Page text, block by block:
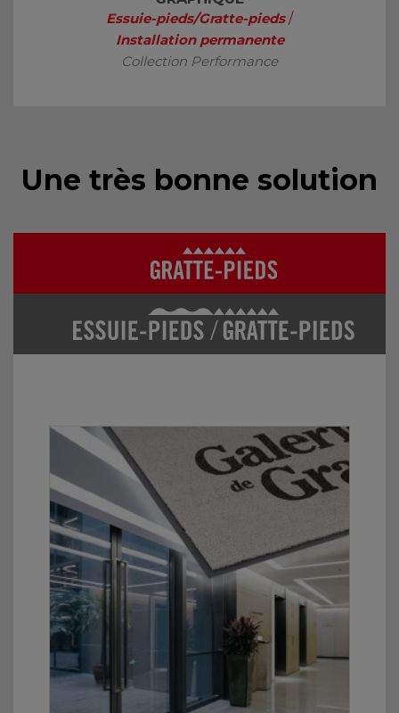
Essuie-pieds/Gratte-pieds /
Installation permanente
Collection Performance
Une très bonne solution